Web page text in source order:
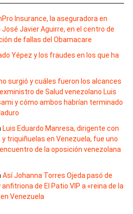
Insurance, la aseguradora en
José Javier Aguirre, en el centro de
de fallas del Obamacare
Yépez y los fraudes en los que ha
surgió y cuáles fueron los alcances
de Salud venezolano Luis
y cómo ambos habrían terminado
Luis Eduardo Manresa, dirigente con
triquiñuelas en Venezuela, fue uno
de la oposición venezolana
Así Johanna Torres Ojeda pasó de
de El Patio VIP a «reina de la
Venezuela